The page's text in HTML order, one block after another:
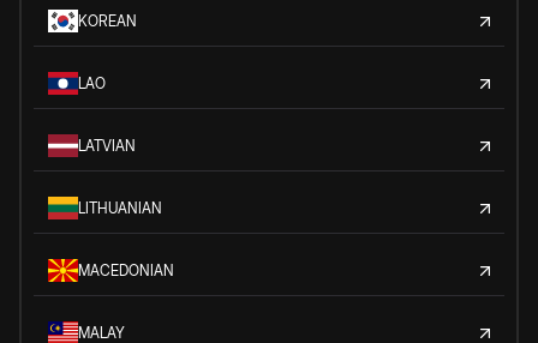
KOREAN
LAO
LATVIAN
LITHUANIAN
MACEDONIAN
MALAY